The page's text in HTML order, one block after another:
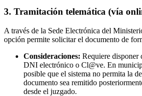
3. Tramitación telemática (vía
A través de la Sede Electrónica del
opción permite solicitar el documento de
Consideraciones: Requiere disponer
DNI electrónico o Cl@ve. En
posible que el sistema no permita la
documento sea remitido
desde el juzgado.